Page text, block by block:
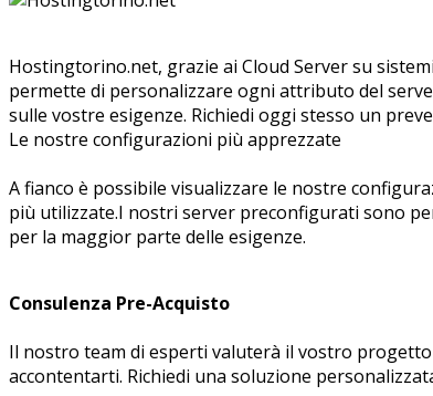
Hostingtorino.net, grazie ai Cloud Server su
permette di personalizzare ogni attributo del
sulle vostre esigenze. Richiedi oggi stesso un
Le nostre configurazioni più apprezzate
A fianco è possibile visualizzare le nostre
più utilizzate.I nostri server preconfigurati sono
per la maggior parte delle esigenze.
Consulenza Pre-Acquisto
Il nostro team di esperti valuterà il vostro
accontentarti. Richiedi una soluzione